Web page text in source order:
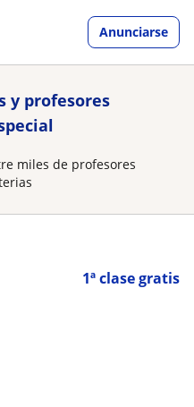
Anunciarse
y profesores
miles de profesores
1ª clase gratis